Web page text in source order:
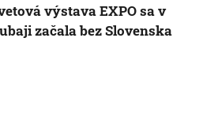
výstava EXPO sa v
začala bez Slovenska